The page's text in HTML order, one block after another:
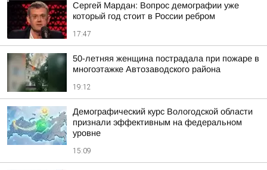
Сергей Мардан: Вопрос демографии уже
который год стоит в России ребром
17:47
50-летняя женщина пострадала при пожаре в
многоэтажке Автозаводского района
19:12
Демографический курс Вологодской области
признали эффективным на федеральном
уровне
15:09